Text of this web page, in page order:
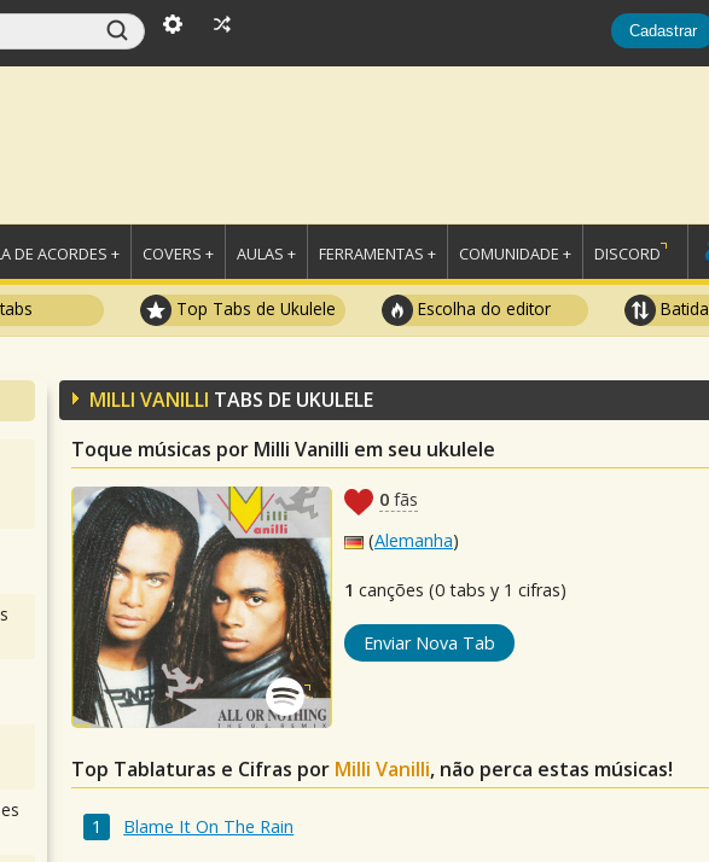
Cadastrar
DE ACORDES + COVERS + AULAS + FERRAMENTAS + COMUNIDADE + DISCORD
Top Tabs de Ukulele Escolha do editor Batida
MILLI VANILLI TABS DE UKULELE
Toque músicas por Milli Vanilli em seu ukulele
0 fãs
(Alemanha)
1 canções (0 tabs y 1 cifras)
Enviar Nova Tab
Top Tablaturas e Cifras por Milli Vanilli, não perca estas músicas!
Blame It On The Rain